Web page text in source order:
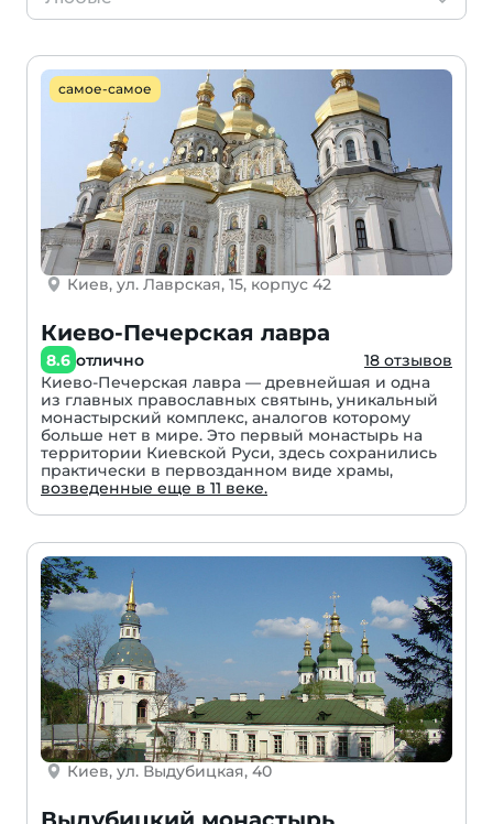
самое-самое
Киев, ул. Лаврская, 15, корпус 42
Киево-Печерская лавра
8.6 отлично
18 отзывов
Киево-Печерская лавра — древнейшая и одна
из главных православных святынь, уникальный
монастырский комплекс, аналогов которому
больше нет в мире. Это первый монастырь на
территории Киевской Руси, здесь сохранились
практически в первозданном виде храмы,
возведенные еще в 11 веке.
Киев, ул. Выдубицкая, 40